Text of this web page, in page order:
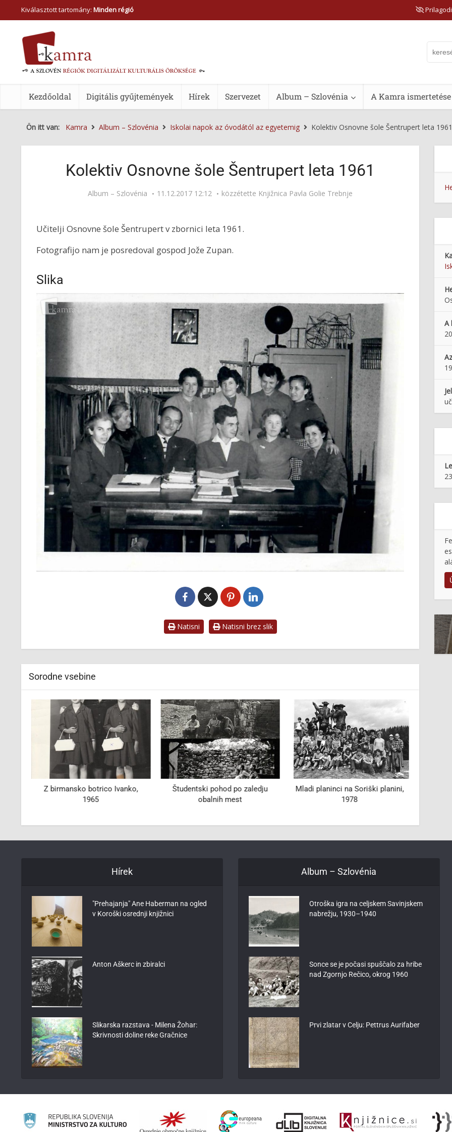
Kiválasztott tartomány: Minden régió
Kezdőoldal Digitális gyűjtemények Hírek Szervezet Album – Szlovénia A Kamra ismertetése
Ön itt van: Kamra Album – Szlovénia Iskolai napok az óvodától az egyetemig Kolektiv Osnovne šole Šentrupert leta 1961
Kolektiv Osnovne šole Šentrupert leta 1961
Album – Szlovénia 11.12.2017 12:12 közzétette Knjižnica Pavla Golie Trebnje
Učitelji Osnovne šole Šentrupert v zbornici leta 1961.
Fotografijo nam je posredoval gospod Jože Zupan.
Slika
Natisni Natisni brez slik
Sorodne vsebine
Z birmansko botrico Ivanko,
1965
Študentski pohod po zaledju
obalnih mest
Mladi planinci na Soriški planini,
1978
A
Hírek
"Prehajanja" Ane Haberman na ogled
v Koroški osrednji knjižnici
Anton Aškerc in zbiralci
Slikarska razstava - Milena Žohar:
Skrivnosti doline reke Gračnice
Album – Szlovénia
Otroška igra na celjskem Savinjskem
nabrežju, 1930–1940
Sonce se je počasi spuščalo za hribe
nad Zgornjo Rečico, okrog 1960
Prvi zlatar v Celju: Pettrus Aurifaber